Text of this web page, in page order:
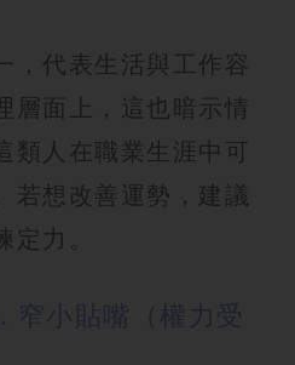
，代表生活與工作容
層面上，這也暗示情
類人在職業生涯中可
若想改善運勢，建議
力。